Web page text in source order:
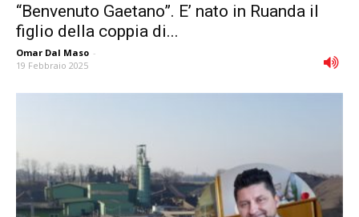
“Benvenuto Gaetano”. E’ nato in Ruanda il
figlio della coppia di...
Omar Dal Maso -
19 Febbraio 2025